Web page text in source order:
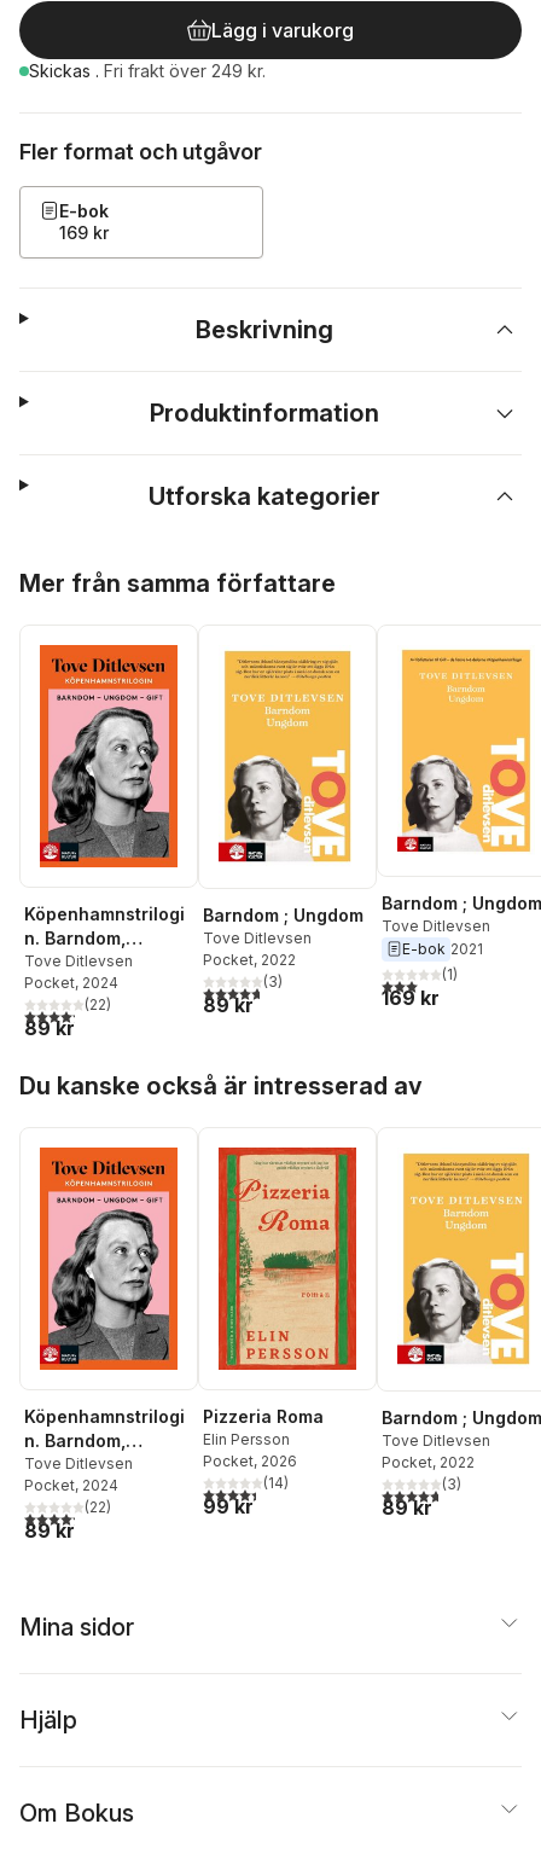
Lägg i varukorg
Skickas . Fri frakt över 249 kr.
Fler format och utgåvor
E-bok
169 kr
Beskrivning
Produktinformation
Utforska kategorier
Mer från samma författare
Köpenhamnstrilogi
n. Barndom,
Ungdom, Gift
Tove Ditlevsen
Pocket, 2024
4,2utav 5 stjärnor. Totalt antal röster:
(22)
89 kr
Barndom ; Ungdom
Tove Ditlevsen
Pocket, 2022
4,7utav 5 stjärnor. Totalt antal röster:
(3)
89 kr
Barndom ; Ungdom
Tove Ditlevsen
E-bok 2021
3,0utav 5 stjärnor.
(1)
169 kr
Du kanske också är intresserad av
Köpenhamnstrilogi
n. Barndom,
Ungdom, Gift
Tove Ditlevsen
Pocket, 2024
4,2utav 5 stjärnor. Totalt antal röster:
(22)
89 kr
Pizzeria Roma
Elin Persson
Pocket, 2026
4,4utav 5 stjärnor. Totalt antal röster:
(14)
99 kr
Barndom ; Ungdom
Tove Ditlevsen
Pocket, 2022
4,7utav 5 stjärnor.
(3)
89 kr
Mina sidor
Hjälp
Om Bokus